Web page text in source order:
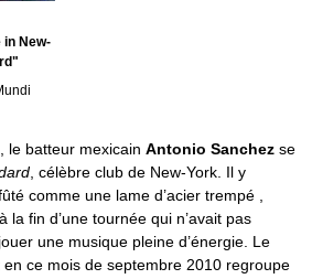
New-
le batteur mexicain Antonio Sanchez se
, célèbre club de New-York. Il y
comme une lame d’acier trempé ,
la fin d’une tournée qui n’avait pas
une musique pleine d’énergie. Le
ce mois de septembre 2010 regroupe